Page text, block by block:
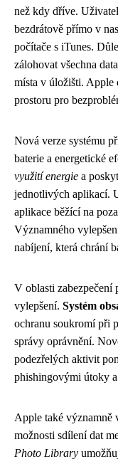
než kdy dříve.
bezdrátově přímo v
počítače s iTunes.
zálohovat všechna
místa v úložišti. Apple
prostoru pro
Nová verze systému
baterie a energetické
využití energie a
jednotlivých aplikací.
aplikace běžící na
Významného
nabíjení, která chrání
V oblasti
vylepšení. Systém
ochranu soukromí při
správy oprávnění.
podezřelých aktivit
phishingovými útoky
Apple také významně
možnosti sdílení dat
Photo Library